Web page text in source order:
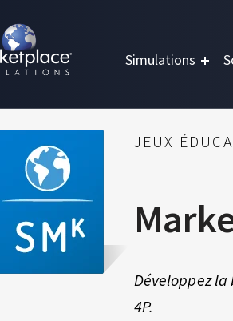
C
A
T
Simulations
JEUX
Développez
4P.